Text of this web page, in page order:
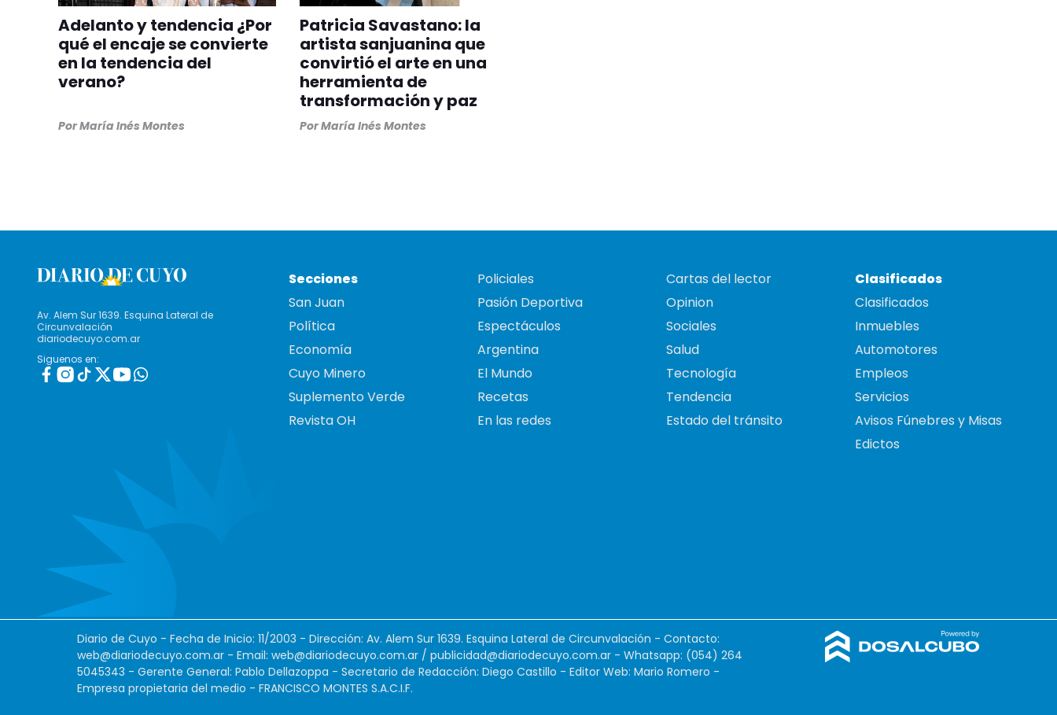
Adelanto y tendencia ¿Por
qué el encaje se convierte
en la tendencia del
verano?
PorMaría Inés Montes
Patricia Savastano: la
artista sanjuanina que
convirtió el arte en una
herramienta de
transformación y paz
PorMaría Inés Montes
Av. Alem Sur 1639. Esquina Lateral de
Circunvalación
diariodecuyo.com.ar
Siguenos en:
Secciones
San Juan
Política
Economía
Cuyo Minero
Suplemento Verde
Revista OH
Policiales
Pasión Deportiva
Espectáculos
Argentina
El Mundo
Recetas
En las redes
Cartas del lector
Opinion
Sociales
Salud
Tecnología
Tendencia
Estado del tránsito
Clasificados
Clasificados
Inmuebles
Automotores
Empleos
Servicios
Avisos Fúnebres y Misas
Edictos
Diario de Cuyo - Fecha de Inicio: 11/2003 - Dirección: Av. Alem Sur 1639. Esquina Lateral de Circunvalación - Contacto:
web@diariodecuyo.com.ar - Email: web@diariodecuyo.com.ar / publicidad@diariodecuyo.com.ar - Whatsapp: (054) 264
5045343 - Gerente General: Pablo Dellazoppa - Secretario de Redacción: Diego Castillo - Editor Web: Mario Romero -
Empresa propietaria del medio - FRANCISCO MONTES S.A.C.I.F.